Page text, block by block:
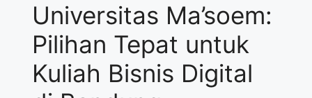
Universitas Ma’soem:
Pilihan Tepat untuk
Kuliah Bisnis Digital